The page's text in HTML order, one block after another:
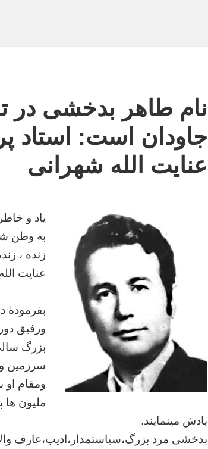
نام طاهر بدخشی در
جاودان است: استاد
عنایت الله شهرانی
یاد و
به وطن
زنده ،
عنایت
الله
بفرمودۀ
ورفیق
بزرگ
سرزمین و
ومقام او
ملیون ها
یادش مینمایند.
بدخشی مرد بزرگ،سیاستمدار،ادیب،عارف